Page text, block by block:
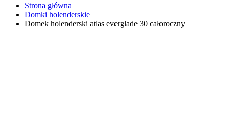
Strona główna
Domki holenderskie
Domek holenderski atlas everglade 30 całoroczny